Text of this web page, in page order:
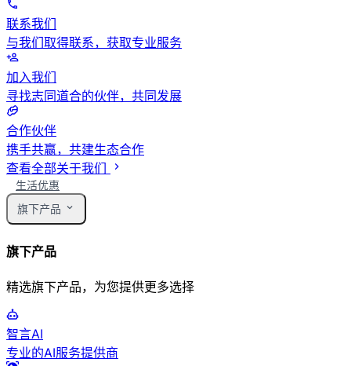
联系我们
与我们取得联系，获取专业服务
加入我们
寻找志同道合的伙伴，共同发展
合作伙伴
携手共赢，共建生态合作
查看全部关于我们
生活优惠
旗下产品
旗下产品
精选旗下产品，为您提供更多选择
智言AI
专业的AI服务提供商